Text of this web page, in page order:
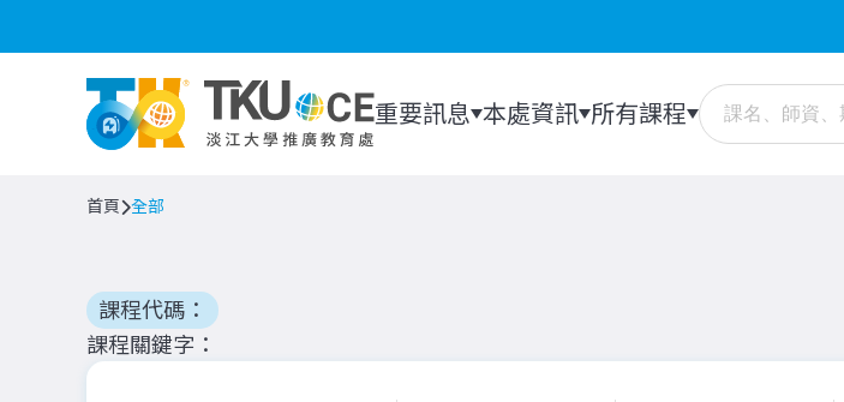
重要訊息 本處資訊 所有課程
首頁 全部
課程代碼：
課程關鍵字